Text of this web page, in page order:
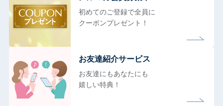
初めてのご登録で全員に
クーポンプレゼント！
お友達紹介サービス
お友達にもあなたにも
嬉しい特典！